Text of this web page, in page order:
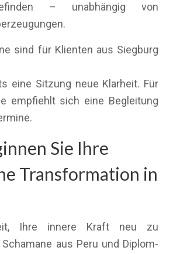
– unabhängig von
sind für Klienten aus Siegburg
eine Sitzung neue Klarheit. Für
empfiehlt sich eine Begleitung
Sie Ihre
Transformation in
Ihre innere Kraft neu zu
aus Peru und Diplom-